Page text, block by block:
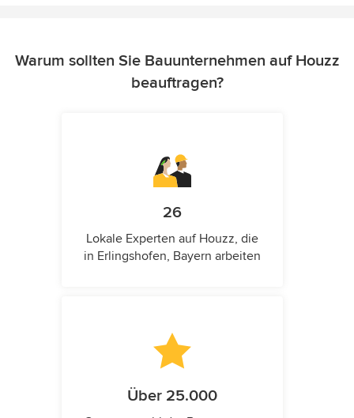
Warum sollten Sie Bauunternehmen auf Houzz
beauftragen?
26
Lokale Experten auf Houzz, die
in Erlingshofen, Bayern arbeiten
Über 25.000